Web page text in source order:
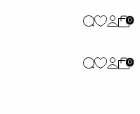
0
0